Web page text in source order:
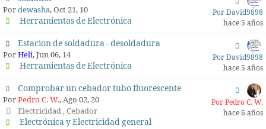
Pordewasha, Oct 21, 10
Herramientas de Electrónica
Por David9898
hace 5 años
Estacion de soldadura - desoldadura
PorHeli, Jun 06, 14
Herramientas de Electrónica
Por David9898
hace 5 años
Comprobar un cebador tubo fluorescente
PorPedro C. W., Ago 02, 20
Electricidad , Cebador
Electrónica y Electricidad general
Por Pedro C. W.
hace 6 años